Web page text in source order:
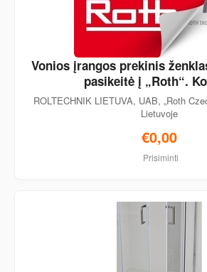
Vonios įrangos prekinis
pasikeitė į „Roth“.
ROLTECHNIK LIETUVA, UAB, „Roth
Lietuvoje
€0,00
Prisiminti